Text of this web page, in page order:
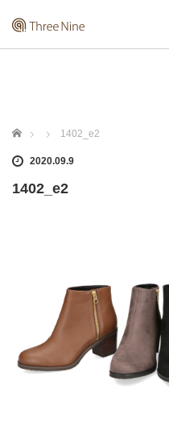
ホーム 1402_e2
2020.09.9
1402_e2